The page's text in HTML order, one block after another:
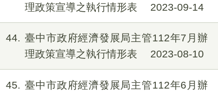
理政策宣導之執行情形表
2023-09-14
44
臺中市政府經濟發展局主管112年7月辦
理政策宣導之執行情形表
2023-08-10
45
臺中市政府經濟發展局主管112年6月辦